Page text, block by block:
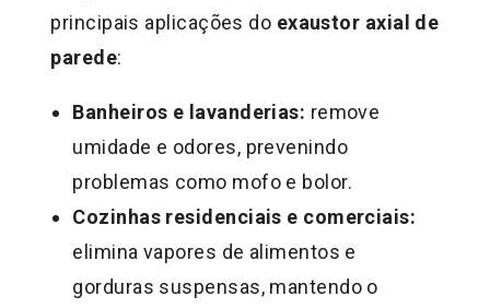
principais aplicações do exaustor axial de
parede:
Banheiros e lavanderias: remove
umidade e odores, prevenindo
problemas como mofo e bolor.
Cozinhas residenciais e comerciais:
elimina vapores de alimentos e
gorduras suspensas, mantendo o